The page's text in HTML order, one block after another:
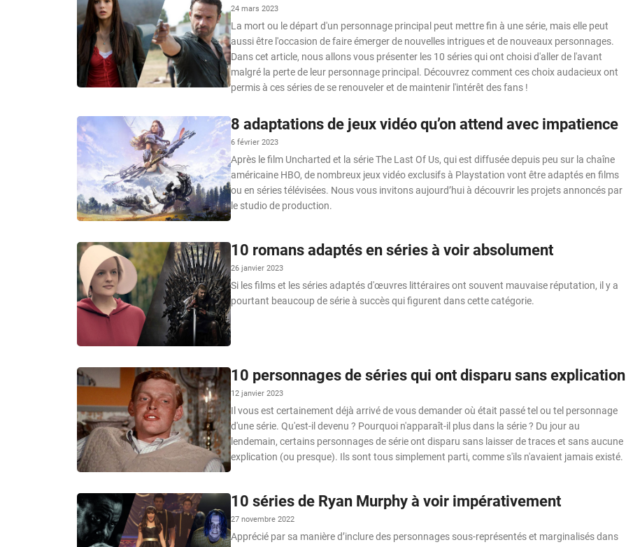
24 mars 2023
La mort ou le départ d'un personnage principal peut mettre fin à une série, mais elle peut
aussi être l'occasion de faire émerger de nouvelles intrigues et de nouveaux personnages.
Dans cet article, nous allons vous présenter les 10 séries qui ont choisi d'aller de l'avant
malgré la perte de leur personnage principal. Découvrez comment ces choix audacieux ont
permis à ces séries de se renouveler et de maintenir l'intérêt des fans !
8 adaptations de jeux vidéo qu’on attend avec impatience
6 février 2023
Après le film Uncharted et la série The Last Of Us, qui est diffusée depuis peu sur la chaîne
américaine HBO, de nombreux jeux vidéo exclusifs à Playstation vont être adaptés en films
ou en séries télévisées. Nous vous invitons aujourd’hui à découvrir les projets annoncés par
le studio de production.
10 romans adaptés en séries à voir absolument
26 janvier 2023
Si les films et les séries adaptés d'œuvres littéraires ont souvent mauvaise réputation, il y a
pourtant beaucoup de série à succès qui figurent dans cette catégorie.
10 personnages de séries qui ont disparu sans explication
12 janvier 2023
Il vous est certainement déjà arrivé de vous demander où était passé tel ou tel personnage
d'une série. Qu'est-il devenu ? Pourquoi n'apparaît-il plus dans la série ? Du jour au
lendemain, certains personnages de série ont disparu sans laisser de traces et sans aucune
explication (ou presque). Ils sont tous simplement parti, comme s'ils n'avaient jamais existé.
10 séries de Ryan Murphy à voir impérativement
27 novembre 2022
Apprécié par sa manière d’inclure des personnages sous-représentés et marginalisés dans